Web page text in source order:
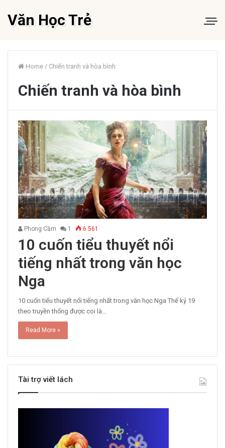
Văn Học Trẻ
Home / Chiến tranh và hòa bình
Chiến tranh và hòa bình
Phong Cầm 1 6.561
10 cuốn tiểu thuyết nổi
tiếng nhất trong văn học
Nga
10 cuốn tiểu thuyết nổi tiếng nhất trong văn học Nga Thế kỷ 19
theo truyền thống được coi là…
Read More »
Tài trợ viết lách